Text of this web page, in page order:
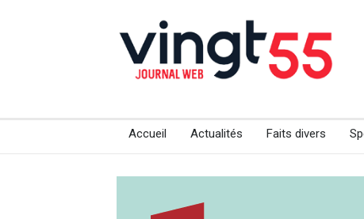
Accueil Actualités Faits divers